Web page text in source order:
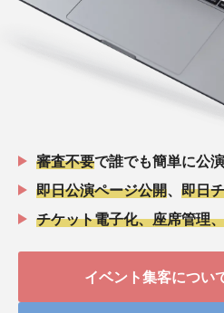
審査不要で誰でも簡単に公
即日公演ページ公開
即日
チケット電子化、座席管理
イベント集客につい